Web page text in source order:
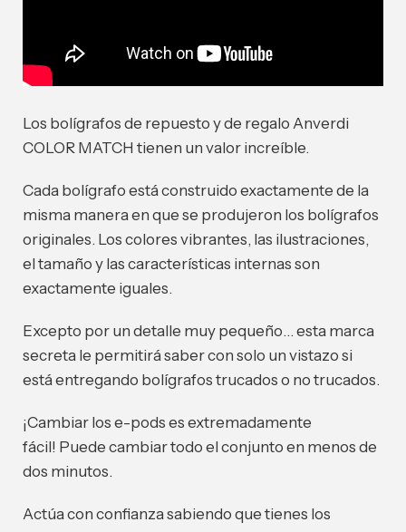
Los bolígrafos de repuesto y de regalo Anverdi
COLOR MATCH tienen un valor increíble.
Cada bolígrafo está construido exactamente de la
misma manera en que se produjeron los bolígrafos
originales. Los colores vibrantes, las ilustraciones,
el tamaño y las características internas son
exactamente iguales.
Excepto por un detalle muy pequeño… esta marca
secreta le permitirá saber con solo un vistazo si
está entregando bolígrafos trucados o no trucados.
¡Cambiar los e-pods es extremadamente
fácil! Puede cambiar todo el conjunto en menos de
dos minutos.
Actúa con confianza sabiendo que tienes los